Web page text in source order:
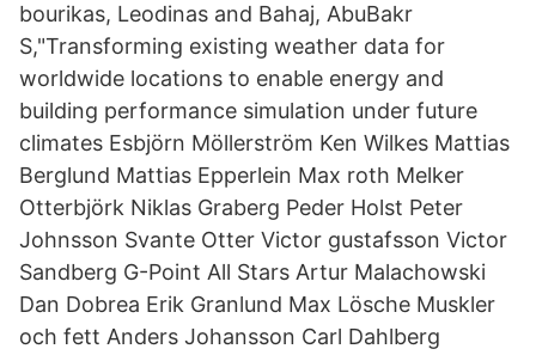
bourikas, Leodinas and Bahaj, AbuBakr
S,"Transforming existing weather data for
worldwide locations to enable energy and
building performance simulation under future
climates Esbjörn Möllerström Ken Wilkes Mattias
Berglund Mattias Epperlein Max roth Melker
Otterbjörk Niklas Graberg Peder Holst Peter
Johnsson Svante Otter Victor gustafsson Victor
Sandberg G-Point All Stars Artur Malachowski
Dan Dobrea Erik Granlund Max Lösche Muskler
och fett Anders Johansson Carl Dahlberg